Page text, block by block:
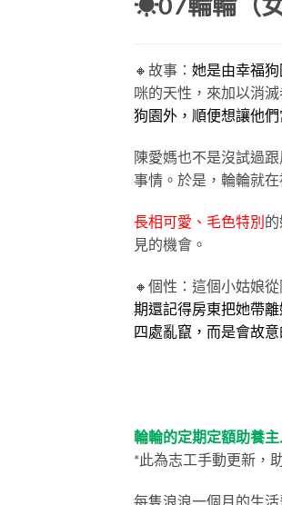
🔸故事： 她是由幸福
咪的天性，來加以消
狗園外，順便想讓他
陳愛媽也不是沒試過
事情。於是，輪輪就
長相可愛、毛色特別
見的機會。
🔸個性：這個小姑娘
期還記得房東把她帶
四處亂竄，而是會故
輪輪的定期定額助養
*此為志工手動更新，
每隻浪浪一個月的生